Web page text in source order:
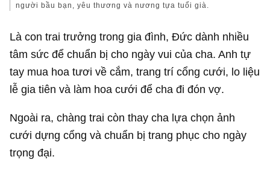
người bầu bạn, yêu thương và nương tựa tuổi già.
Là con trai trưởng trong gia đình, Đức dành nhiều
tâm sức để chuẩn bị cho ngày vui của cha. Anh tự
tay mua hoa tươi về cắm, trang trí cổng cưới, lo liệu
lễ gia tiên và làm hoa cưới để cha đi đón vợ.
Ngoài ra, chàng trai còn thay cha lựa chọn ảnh
cưới dựng cổng và chuẩn bị trang phục cho ngày
trọng đại.